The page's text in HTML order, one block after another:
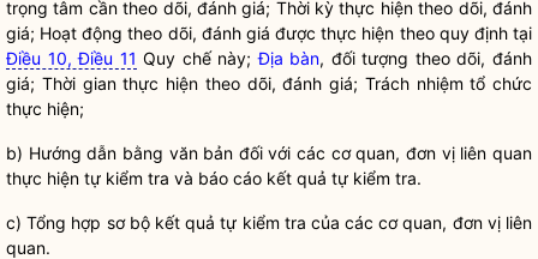
trọng tâm cần theo dõi, đánh giá; Thời kỳ thực hiện theo dõi, đánh
giá; Hoạt động theo dõi, đánh giá được thực hiện theo quy định tại
Điều 10, Điều 11 Quy chếnày;Địa bàn, đối tượng theo dõi, đánh
giá; Thời gian thực hiện theo dõi, đánh giá; Trách nhiệm tổ chức
thực hiện;
b) Hướng dẫn bằng văn bản đối với các cơ quan, đơn vị liên quan
thực hiện tự kiểm tra và báo cáo kết quả tự kiểm tra.
c) Tổng hợp sơ bộ kết quả tự kiểm tra của các cơ quan, đơn vị liên
quan.